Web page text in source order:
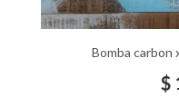
Bomba carbon
$